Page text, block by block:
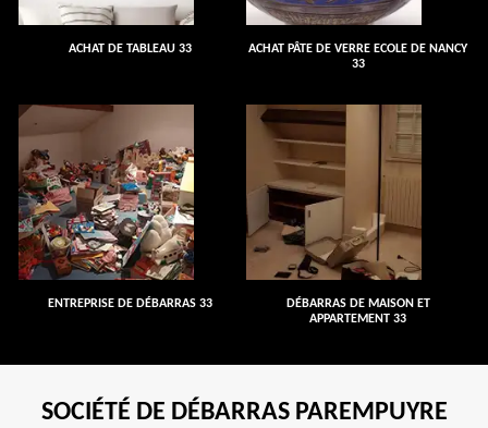
ACHAT DE TABLEAU 33
ACHAT PÂTE DE VERRE ECOLE DE NANCY
33
ENTREPRISE DE DÉBARRAS 33
DÉBARRAS DE MAISON ET
APPARTEMENT 33
SOCIÉTÉ DE DÉBARRAS PAREMPUYRE